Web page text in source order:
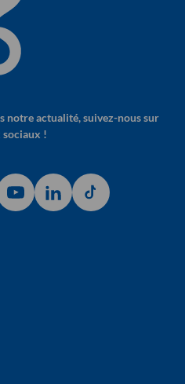
notre actualité, suivez-nous sur
sociaux !